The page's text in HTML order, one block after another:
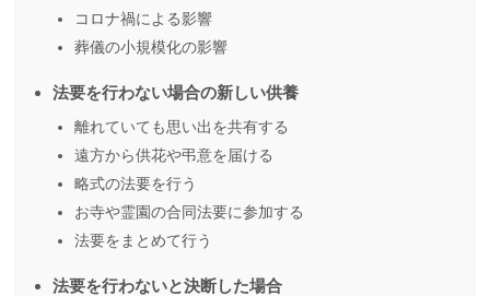
コロナ禍による影響
葬儀の小規模化の影響
法要を行わない場合の新しい供養
離れていても思い出を共有する
遠方から供花や弔意を届ける
略式の法要を行う
お寺や霊園の合同法要に参加する
法要をまとめて行う
法要を行わないと決断した場合